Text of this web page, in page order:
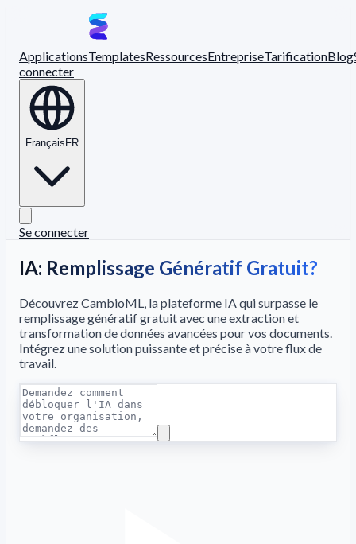
ApplicationsTemplatesRessourcesEntrepriseTarificationBlog
connecter
Français FR
Se connecter
IA: Remplissage Génératif Gratuit?
Découvrez CambioML, la plateforme IA qui surpasse le
remplissage génératif gratuit avec une extraction et
transformation de données avancées pour vos documents.
Intégrez une solution puissante et précise à votre flux de
travail.